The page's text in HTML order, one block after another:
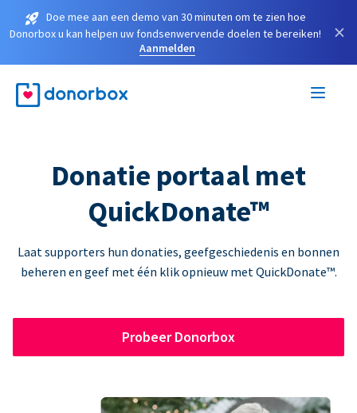
Doe mee aan een demo van 30 minuten om te zien hoe
Donorbox u kan helpen uw fondsenwervende doelen te bereiken!
Aanmelden
×
Donatie portaal met
QuickDonate™
Laat supporters hun donaties, geefgeschiedenis en bonnen
beheren en geef met één klik opnieuw met QuickDonate™.
Probeer Donorbox